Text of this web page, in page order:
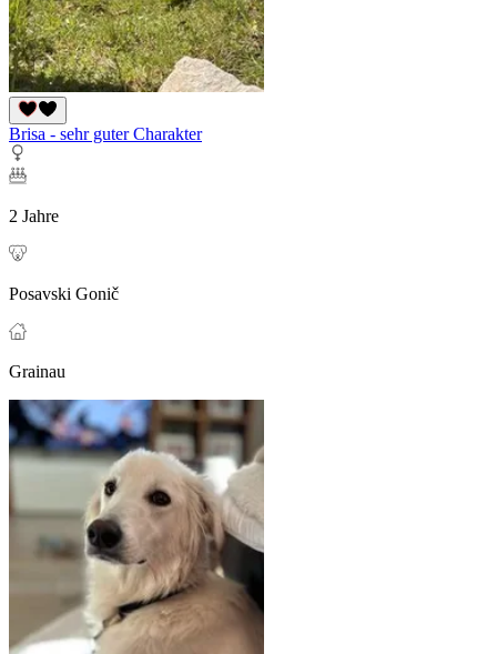
Brisa - sehr guter Charakter
2 Jahre
Posavski Gonič
Grainau